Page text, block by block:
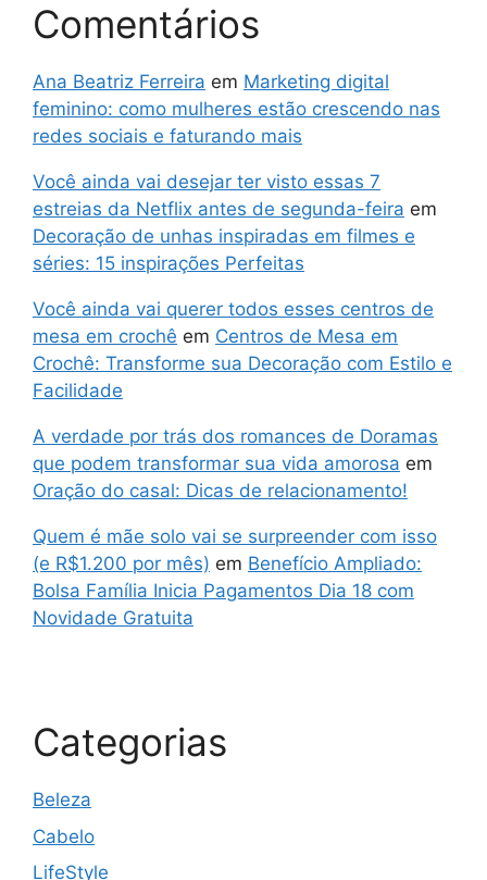
Comentários
Ana Beatriz Ferreira em Marketing digital
feminino: como mulheres estão crescendo nas
redes sociais e faturando mais
Você ainda vai desejar ter visto essas 7
estreias da Netflix antes de segunda-feira em
Decoração de unhas inspiradas em filmes e
séries: 15 inspirações Perfeitas
Você ainda vai querer todos esses centros de
mesa em crochê em Centros de Mesa em
Crochê: Transforme sua Decoração com Estilo e
Facilidade
A verdade por trás dos romances de Doramas
que podem transformar sua vida amorosa em
Oração do casal: Dicas de relacionamento!
Quem é mãe solo vai se surpreender com isso
(e R$1.200 por mês) em Benefício Ampliado:
Bolsa Família Inicia Pagamentos Dia 18 com
Novidade Gratuita
Categorias
Beleza
Cabelo
LifeStyle